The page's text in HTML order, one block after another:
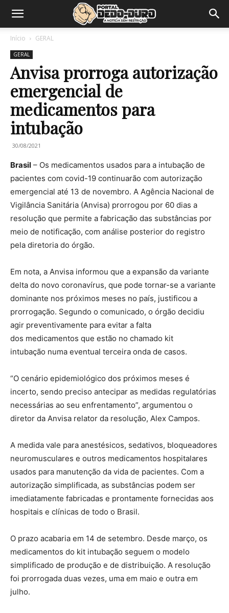
Início GERAL
GERAL
Anvisa prorroga autorização
emergencial de
medicamentos para
intubação
30/08/2021
Brasil – Os medicamentos usados para a intubação de
pacientes com covid-19 continuarão com autorização
emergencial até 13 de novembro. A Agência Nacional de
Vigilância Sanitária (Anvisa) prorrogou por 60 dias a
resolução que permite a fabricação das substâncias por
meio de notificação, com análise posterior do registro
pela diretoria do órgão.
Em nota, a Anvisa informou que a expansão da variante
delta do novo coronavírus, que pode tornar-se a variante
dominante nos próximos meses no país, justificou a
prorrogação. Segundo o comunicado, o órgão decidiu
agir preventivamente para evitar a falta
dos medicamentos que estão no chamado kit
intubação numa eventual terceira onda de casos.
“O cenário epidemiológico dos próximos meses é
incerto, sendo preciso antecipar as medidas regulatórias
necessárias ao seu enfrentamento”, argumentou o
diretor da Anvisa relator da resolução, Alex Campos.
A medida vale para anestésicos, sedativos, bloqueadores
neuromusculares e outros medicamentos hospitalares
usados para manutenção da vida de pacientes. Com a
autorização simplificada, as substâncias podem ser
imediatamente fabricadas e prontamente fornecidas aos
hospitais e clínicas de todo o Brasil.
O prazo acabaria em 14 de setembro. Desde março, os
medicamentos do kit intubação seguem o modelo
simplificado de produção e de distribuição. A resolução
foi prorrogada duas vezes, uma em maio e outra em
julho.